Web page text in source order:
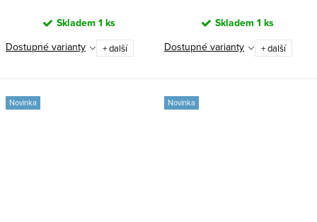
Skladem 1 ks
Dostupné varianty
+ další
Skladem 1 ks
Dostupné varianty
+ další
Novinka Novinka